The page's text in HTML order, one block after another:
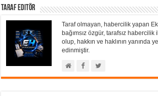
Taraf Editör
Taraf olmayan, habercilik yapan
bağımsız özgür, tarafsız
olup, hakkın ve haklının yanında
edinmiştir.